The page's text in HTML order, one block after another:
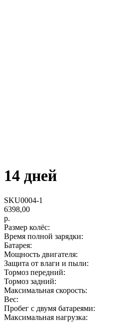
14 дней
SKU0004-1
6398,00
р.
Размер колёс:
Время полной зарядки:
Батарея:
Мощность двигателя:
Защита от влаги и пыли:
Тормоз передний:
Тормоз задний:
Максимальная скорость:
Вес:
Пробег с двумя батареями:
Максимальная нагрузка: